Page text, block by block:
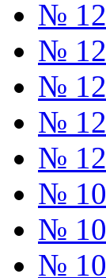
№
№
№
№
№
№
№
№